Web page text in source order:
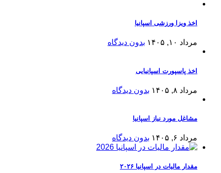
اخذ ویزا ورزشی اسپانیا
مرداد ۱۰, ۱۴۰۵ بدون دیدگاه
اخذ پاسپورت اسپانیایی
مرداد ۸, ۱۴۰۵ بدون دیدگاه
مشاغل مورد نیاز اسپانیا
مرداد ۶, ۱۴۰۵ بدون دیدگاه
مقدار مالیات در اسپانیا ۲۰۲۶